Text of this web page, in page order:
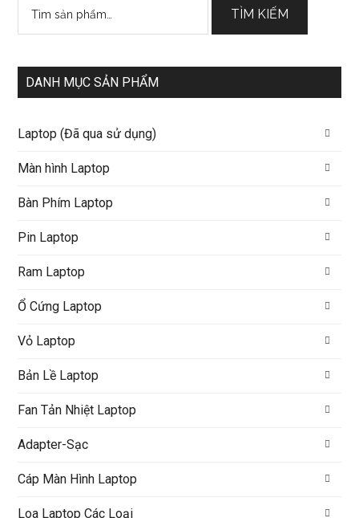
TÌM KIẾM
DANH MỤC SẢN PHẨM
Laptop (Đã qua sử dụng)
Màn hình Laptop
Bàn Phím Laptop
Pin Laptop
Ram Laptop
Ổ Cứng Laptop
Vỏ Laptop
Bản Lề Laptop
Fan Tản Nhiệt Laptop
Adapter-Sạc
Cáp Màn Hình Laptop
Loa Laptop Các Loại